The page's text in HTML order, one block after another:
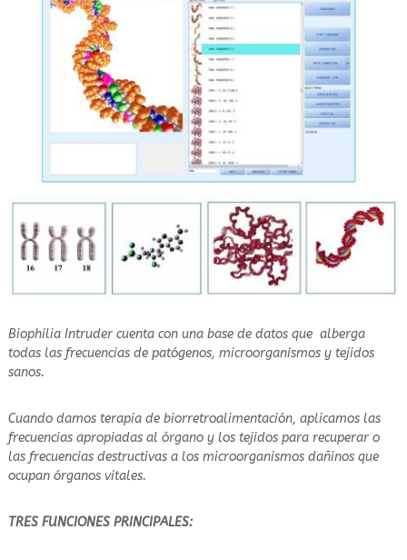
Biophilia Intruder cuenta con una base de datos que alberga
todas las frecuencias de patógenos, microorganismos y tejidos
sanos.
Cuando damos terapia de biorretroalimentación, aplicamos las
frecuencias apropiadas al órgano y los tejidos para recuperar o
las frecuencias destructivas a los microorganismos dañinos que
ocupan órganos vitales.
TRES FUNCIONES PRINCIPALES: